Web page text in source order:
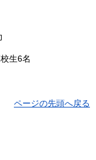
生6名
ページの先頭へ戻る